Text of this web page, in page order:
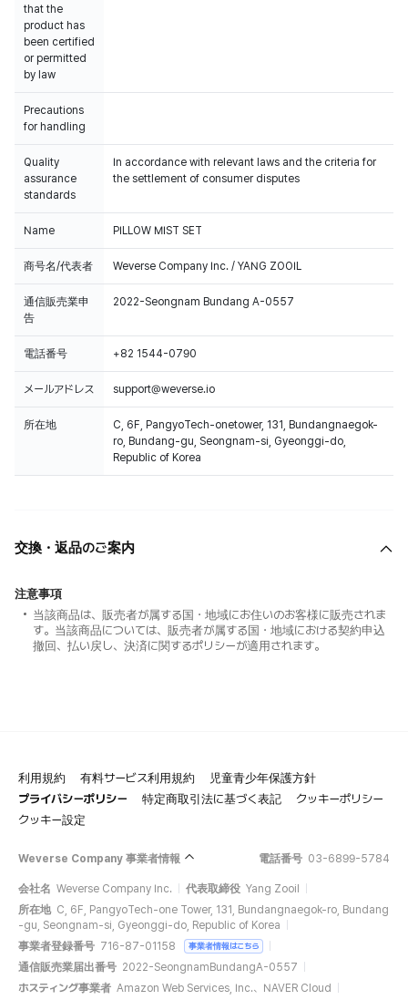
that the
product has
been certified
or permitted
by law
Precautions
for handling
Quality
assurance
standards
In accordance with relevant laws and the criteria for
the settlement of consumer disputes
Name PILLOW MIST SET
商号名/代表者 Weverse Company Inc. / YANG ZOOIL
通信販売業申
告
2022-Seongnam Bundang A-0557
電話番号 +82 1544-0790
メールアドレス support@weverse.io
所在地
C, 6F, PangyoTech-onetower, 131, Bundangnaegok-
ro, Bundang-gu, Seongnam-si, Gyeonggi-do,
Republic of Korea
交換・返品のご案内
注意事項
当該商品は、販売者が属する国・地域にお住いのお客様に販売されま
す。当該商品については、販売者が属する国・地域における契約申込
撤回、払い戻し、決済に関するポリシーが適用されます。
利用規約 有料サービス利用規約
児童青少年保護方針
プライバシーポリシー
特定商取引法に基づく表記
クッキーポリシー
クッキー設定
Weverse Company 事業者情報 電話番号 03-6899-5784
会社名 Weverse Company Inc. 代表取締役 Yang Zooil
所在地 C, 6F, PangyoTech-one Tower, 131, Bundangnaegok-ro, Bundang
-gu, Seongnam-si, Gyeonggi-do, Republic of Korea
事業者登録番号 716-87-01158 事業者情報はこちら
通信販売業届出番号 2022-SeongnamBundangA-0557
ホスティング事業者 Amazon Web Services, Inc.、NAVER Cloud